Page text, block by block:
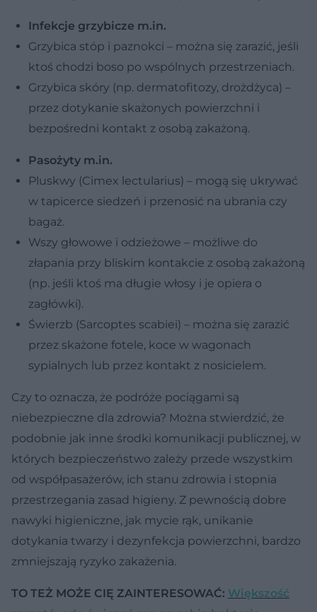
Infekcje grzybicze m.in.
Grzybica stóp i paznokci – można się zarazić, jeśli
ktoś chodzi boso po wspólnych przestrzeniach.
Grzybica skóry (np. dermatofitozy, drożdżyca) –
przez dotykanie skażonych powierzchni i
bezpośredni kontakt z osobą zakażoną.
Pasożyty m.in.
Pluskwy (Cimex lectularius) – mogą się ukrywać
w tapicerce siedzeń i przenosić na ubrania czy
bagaż.
Wszy głowowe i odzieżowe – możliwe do
złapania przy bliskim kontakcie z osobą zakażoną
(np. jeśli ktoś ma długie włosy i je opiera o
zagłówki).
Świerzb (Sarcoptes scabiei) – można się zarazić
przez skażone fotele, koce w wagonach
sypialnych lub przez kontakt z nosicielem.
Czy to oznacza, że podróże pociągami są
niebezpieczne dla zdrowia? Można stwierdzić, że
podobnie jak inne środki komunikacji publicznej, w
których bezpieczeństwo zależy przede wszystkim
od współpasażerów, ich stanu zdrowia i stopnia
przestrzegania zasad higieny. Z pewnością dobre
nawyki higieniczne, jak mycie rąk, unikanie
dotykania twarzy i dezynfekcja powierzchni, bardzo
zmniejszają ryzyko zakażenia.
TO TEŻ MOŻE CIĘ ZAINTERESOWAĆ: Większość